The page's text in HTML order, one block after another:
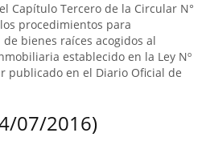
Capítulo Tercero de la Circular N°
procedimientos para
bienes raíces acogidos al
establecido en la Ley Nº
publicado en el Diario Oficial de
07/2016)